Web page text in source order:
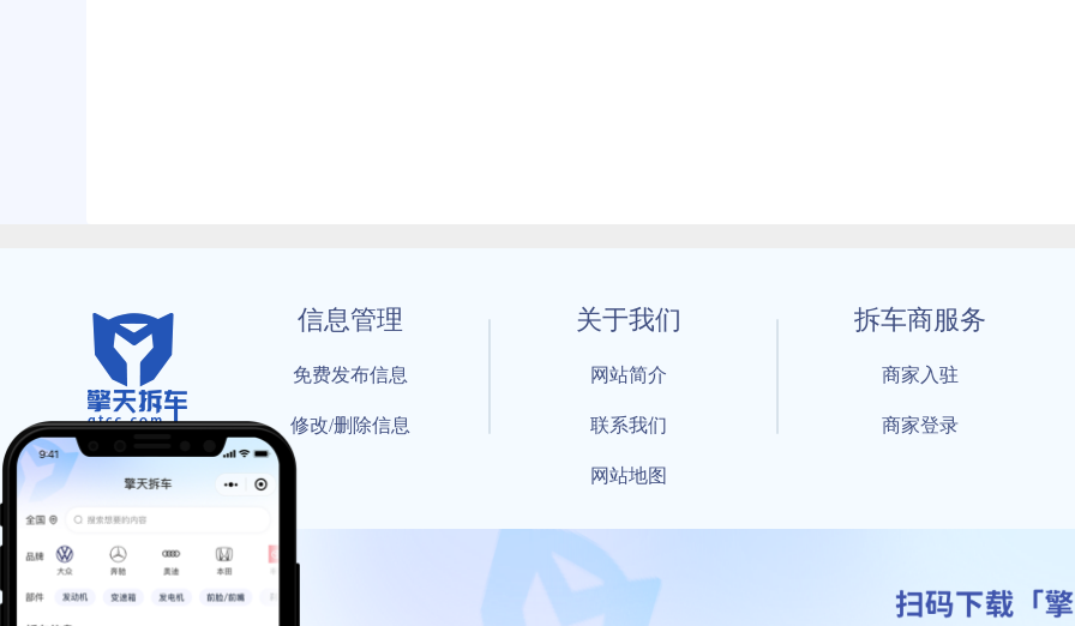
信息管理
免费发布信息
修改/删除信息
关于我们
网站简介
联系我们
网站地图
拆车商服务
商家入驻
商家登录
© 2021 By 擎天拆车-买卖拆车件，擎天拆车好省快 All Rights Reserved
工信部备案号：鲁ICP备18021004号-17 公安部备案号： 鲁公网安备